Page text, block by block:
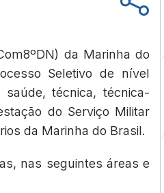
da Marinha do
Seletivo de nível
técnica, técnica-
do Serviço Militar
da Marinha do Brasil.
nas seguintes áreas e